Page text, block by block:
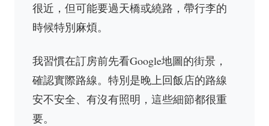
很近，但可能要過天橋或繞路，帶行李的
時候特別麻煩。
我習慣在訂房前先看Google地圖的街景，
確認實際路線。特別是晚上回飯店的路線
安不安全、有沒有照明，這些細節都很重
要。